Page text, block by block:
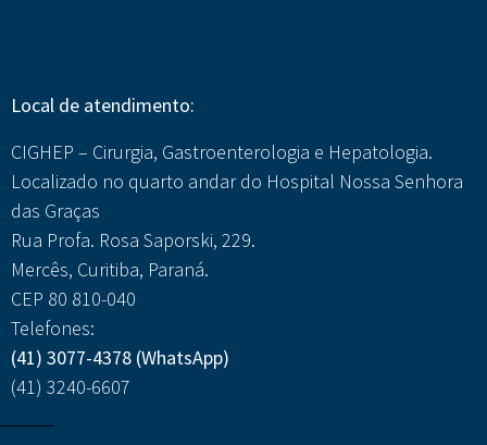
Local de atendimento:
CIGHEP – Cirurgia, Gastroenterologia e Hepatologia.
Localizado no quarto andar do Hospital Nossa Senhora
das Graças
Rua Profa. Rosa Saporski, 229.
Mercês, Curitiba, Paraná.
CEP 80 810-040
Telefones:
(41) 3077-4378 (WhatsApp)
(41) 3240-6607